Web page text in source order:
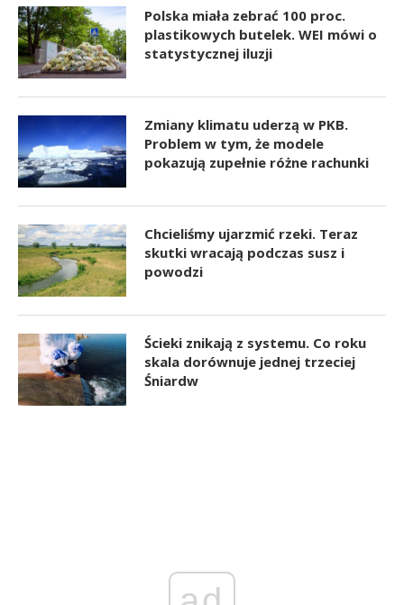
Polska miała zebrać 100 proc.
plastikowych butelek. WEI mówi o
statystycznej iluzji
Zmiany klimatu uderzą w PKB.
Problem w tym, że modele
pokazują zupełnie różne rachunki
Chcieliśmy ujarzmić rzeki. Teraz
skutki wracają podczas susz i
powodzi
Ścieki znikają z systemu. Co roku
skala dorównuje jednej trzeciej
Śniardw